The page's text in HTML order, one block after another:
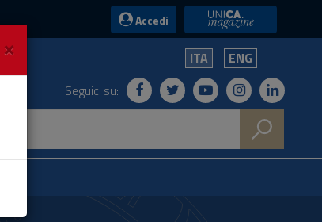
Accedi UniCA News
ITA ENG
Seguici su:
×